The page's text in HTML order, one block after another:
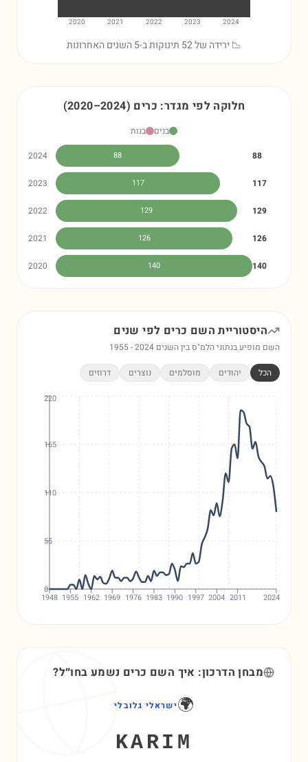
2024
2023
2022
2021
2020
📉 ירידה של 52 תינוקות ב-5 השנים האחרונות
חלוקה לפי מגדר: כרים (2020–2024)
בנים
בנות
2024
88 88
2023 117 117
2022 129 129
2021 126 126
2020 140 140
היסטוריית השם כרים לפי שנים
השם מופיע בנתוני הלמ"ס בין השנים 1955-2024
הכל יהודים מוסלמים נוצרים דרוזים
1948 1955 1962 1969 1976 1983 1990 1997 2004 2011 2024
0
55
110
165
220
מבחן הדרכון: איך השם כרים נשמע בחו״ל?
🌍ישראלי גלובלי
KARIM